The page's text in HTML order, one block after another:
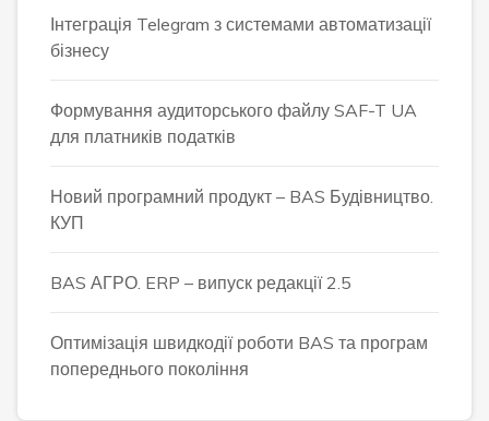
Інтеграція Telegram з системами автоматизації
бізнесу
Формування аудиторського файлу SAF-T UA
для платників податків
Новий програмний продукт – BAS Будівництво.
КУП
BAS АГРО. ERP – випуск редакції 2.5
Оптимізація швидкодії роботи BAS та програм
попереднього покоління